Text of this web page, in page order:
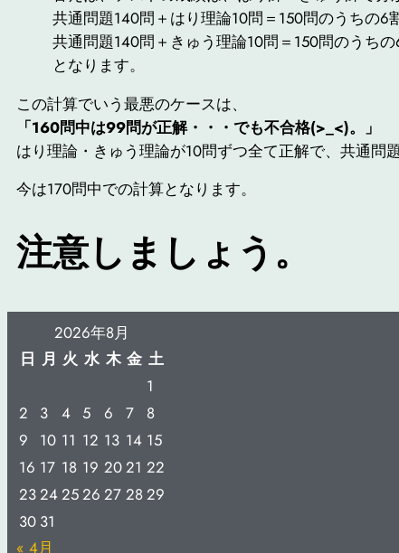
共通問題140問＋はり理論10問＝150問のうちの6
共通問題140問＋きゅう理論10問＝150問のうちの
となります。
この計算でいう最悪のケースは、
「160問中は99問が正解・・・でも不合格(>_<)。」
はり理論・きゅう理論が10問ずつ全て正解で、共通
今は170問中での計算となります。
注意しましょう。
2026年8月
日 月 火 水 木 金 土
1
2
3 4 5 6 7
8
9
10 11 12 13 14 15
16 17 18 19 2021 22
23242526 27 2829
30 31
« 4月